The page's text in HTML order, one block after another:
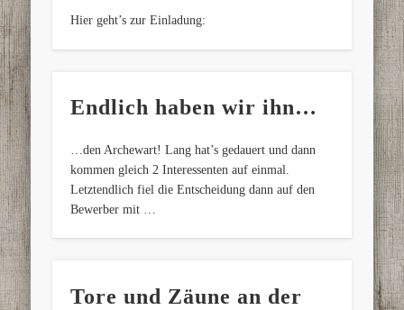
Hier geht’s zur Einladung:
Endlich haben wir ihn…
…den Archewart! Lang hat’s gedauert und dann
kommen gleich 2 Interessenten auf einmal.
Letztendlich fiel die Entscheidung dann auf den
Bewerber mit …
Tore und Zäune an der